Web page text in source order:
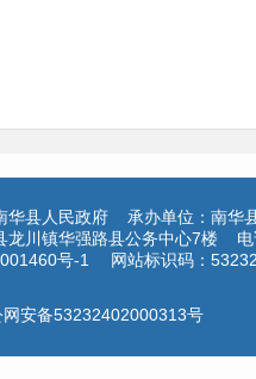
华县人民政府 承办单位：南华
龙川镇华强路县公务中心7楼
号-1
网站标识码：
网安备53232402000313号